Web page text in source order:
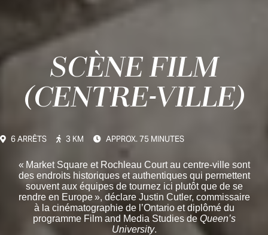
SCÈNE FILM
(CENTRE-VILLE)
6 ARRÊTS 3 KM APPROX. 75 MINUTES
« Market Square et Rochleau Court au centre-ville sont
des endroits historiques et authentiques qui permettent
souvent aux équipes de tournez ici plutôt que de se
rendre en Europe », déclare Justin Cutler, commissaire
à la cinématographie de l’Ontario et diplômé du
programme Film and Media Studies de Queen’s
University.